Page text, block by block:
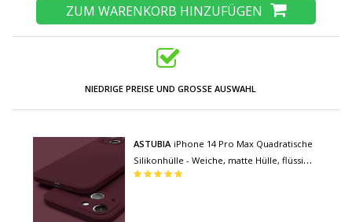
ZUM WARENKORB HINZUFÜGEN
NIEDRIGE PREISE UND GROSSE AUSWAHL
ASTUBIA iPhone 14 Pro Max Quadratische
Silikonhülle - Weiche, matte Hülle, flüssige
Hülle, braun